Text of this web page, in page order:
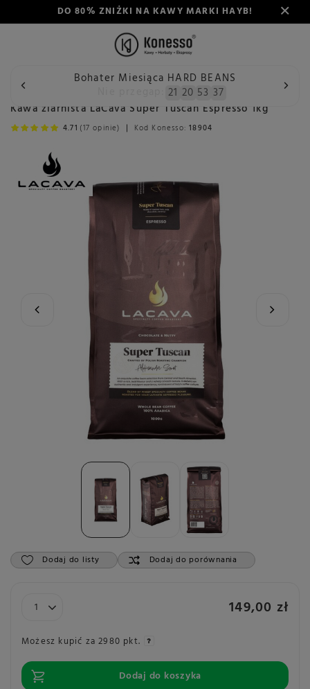
DO 80% ZNIŻKI NA KAWY MARKI HAYB!
Bohater Miesiąca HARD BEANS
21 20 53 36
Wstecz Konesso Kawa Przeznaczenie Do ekspresu
Kawa ziarnista LaCava Super Tuscan Espresso 1kg
4.71 (17 opinie) Kod Konesso:18904
Dodaj do listy Dodaj do porównania
149,00 zł
Możesz kupić za2980 pkt.
Dodaj do koszyka